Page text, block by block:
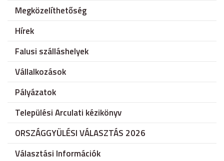
Megközelíthetőség
Hírek
Falusi szálláshelyek
Vállalkozások
Pályázatok
Települési Arculati kézikönyv
ORSZÁGGYÜLÉSI VÁLASZTÁS 2026
Választási Információk